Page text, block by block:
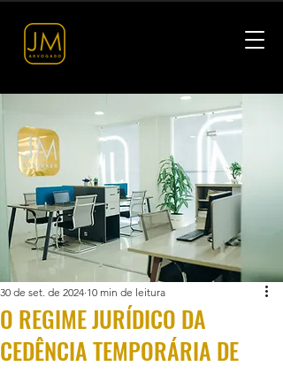
O REGIME JURÍDICO DA
CEDÊNCIA TEMPORÁRIA DE
30 de set. de 2024 10 min de leitura